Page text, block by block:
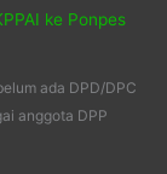
ke Ponpes
ada DPD/DPC
anggota DPP